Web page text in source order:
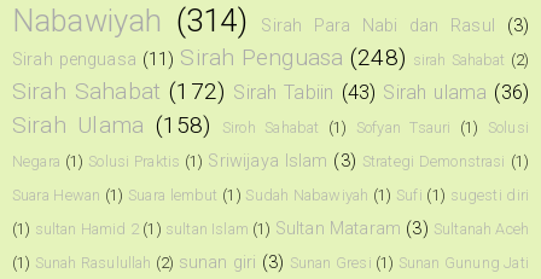
Nabawiyah (314) Sirah Para Nabi dan Rasul
(3)
Sirah penguasa (11) Sirah Penguasa (248) sirah Sahabat (2)
Sirah Sahabat (172) Sirah Tabiin (43) Sirah ulama (36)
Sirah Ulama (158) Siroh Sahabat (1) Sofyan Tsauri (1)
Solusi
Negara (1) Solusi Praktis (1) Sriwijaya Islam (3) Strategi Demonstrasi (1)
Suara Hewan (1) Suara lembut (1) Sudah Nabawiyah (1) Sufi (1) sugesti diri
(1) sultan Hamid 2 (1) sultan Islam (1) Sultan Mataram (3) Sultanah Aceh
(1) Sunah Rasulullah (2) sunan giri (3) Sunan Gresi (1) Sunan Gunung Jati